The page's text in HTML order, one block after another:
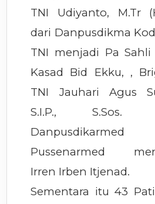
TNI Udiyanto, M.Tr
dari Danpusdikma
TNI menjadi Pa Sahli
Kasad Bid Ekku, ,
TNI Jauhari Agus
S.I.P., S.Sos.
Danpusdikarmed
Pussenarmed
Irren Irben Itjenad.
Sementara itu 43